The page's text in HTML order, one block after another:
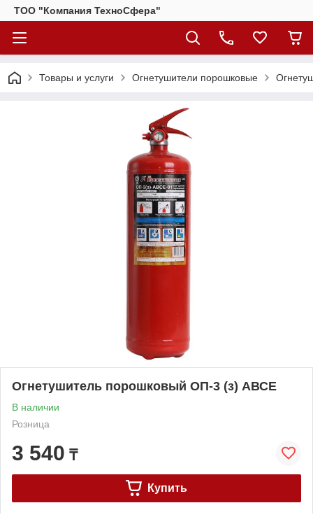
ТОО "Компания ТехноСфера"
Товары и услуги Огнетушители порошковые
Огнетушитель порошковый ОП-3 (з) АВСЕ
В наличии
Розница
3 540 ₸
Купить